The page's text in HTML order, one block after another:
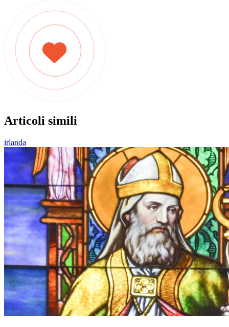
Articoli simili
irlanda